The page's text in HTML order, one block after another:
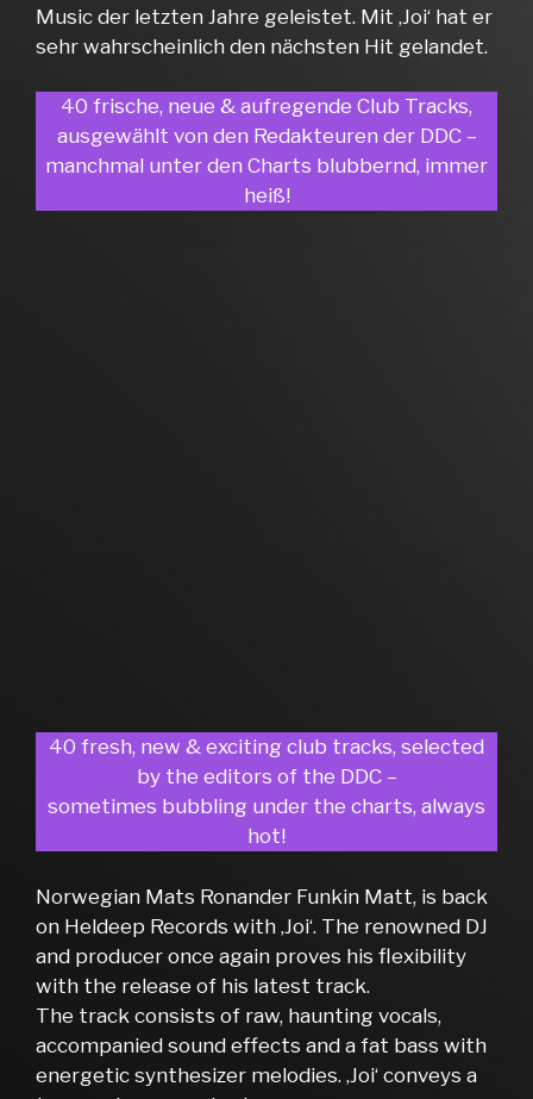
Music der letzten Jahre geleistet. Mit ‚Joi‘ hat er
sehr wahrscheinlich den nächsten Hit gelandet.
40 frische, neue & aufregende Club Tracks,
ausgewählt von den Redakteuren der DDC –
manchmal unter den Charts blubbernd, immer
heiß!
40 fresh, new & exciting club tracks, selected
by the editors of the DDC –
sometimes bubbling under the charts, always
hot!
Norwegian Mats Ronander Funkin Matt, is back
on Heldeep Records with ‚Joi‘. The renowned DJ
and producer once again proves his flexibility
with the release of his latest track.
The track consists of raw, haunting vocals,
accompanied sound effects and a fat bass with
energetic synthesizer melodies. ‚Joi‘ conveys a